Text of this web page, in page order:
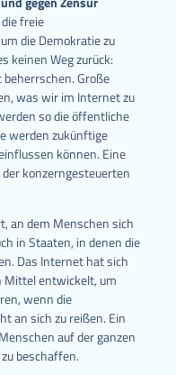
freie
die Demokratie zu
keinen Weg zurück:
Große
was wir im Internet zu
so die öffentliche
werden zukünftige
können. Eine
konzerngesteuerten
an dem Menschen sich
in Staaten, in denen die
Das Internet hat sich
Mittel entwickelt, um
wenn die
an sich zu reißen. Ein
auf der ganzen
beschaffen.